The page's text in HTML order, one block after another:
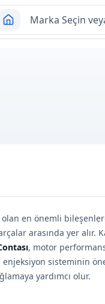
olan en önemli
arasında yer alır.
, motor
sisteminin
yardımcı olur.